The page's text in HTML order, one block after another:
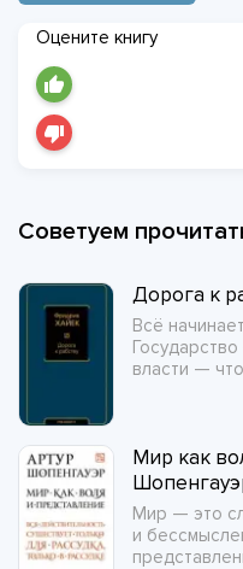
Оцените книгу
Советуем
Дорога к
Всё
власти —
Мир как
Мир — это
и